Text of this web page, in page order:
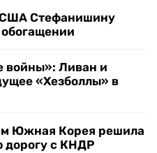
Стефанишину
войны»: Ливан и
«Хезболлы» в
Южная Корея решила
дорогу с КНДР